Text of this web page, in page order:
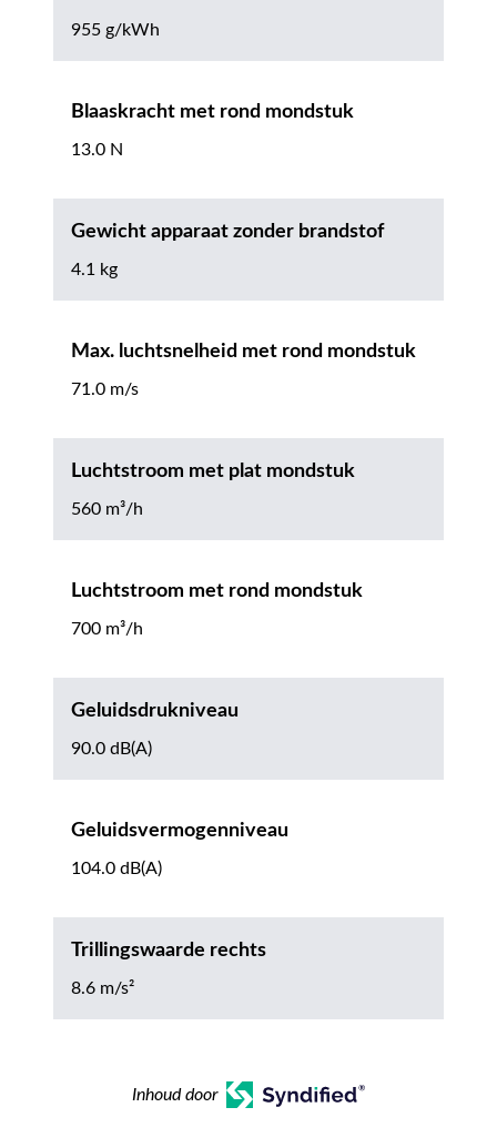
955 g/kWh
Blaaskracht met rond mondstuk
13.0 N
Gewicht apparaat zonder brandstof
4.1 kg
Max. luchtsnelheid met rond mondstuk
71.0 m/s
Luchtstroom met plat mondstuk
560 m³/h
Luchtstroom met rond mondstuk
700 m³/h
Geluidsdrukniveau
90.0 dB(A)
Geluidsvermogenniveau
104.0 dB(A)
Trillingswaarde rechts
8.6 m/s²
Inhoud door